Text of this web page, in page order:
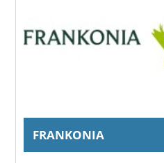
FRANKONIA